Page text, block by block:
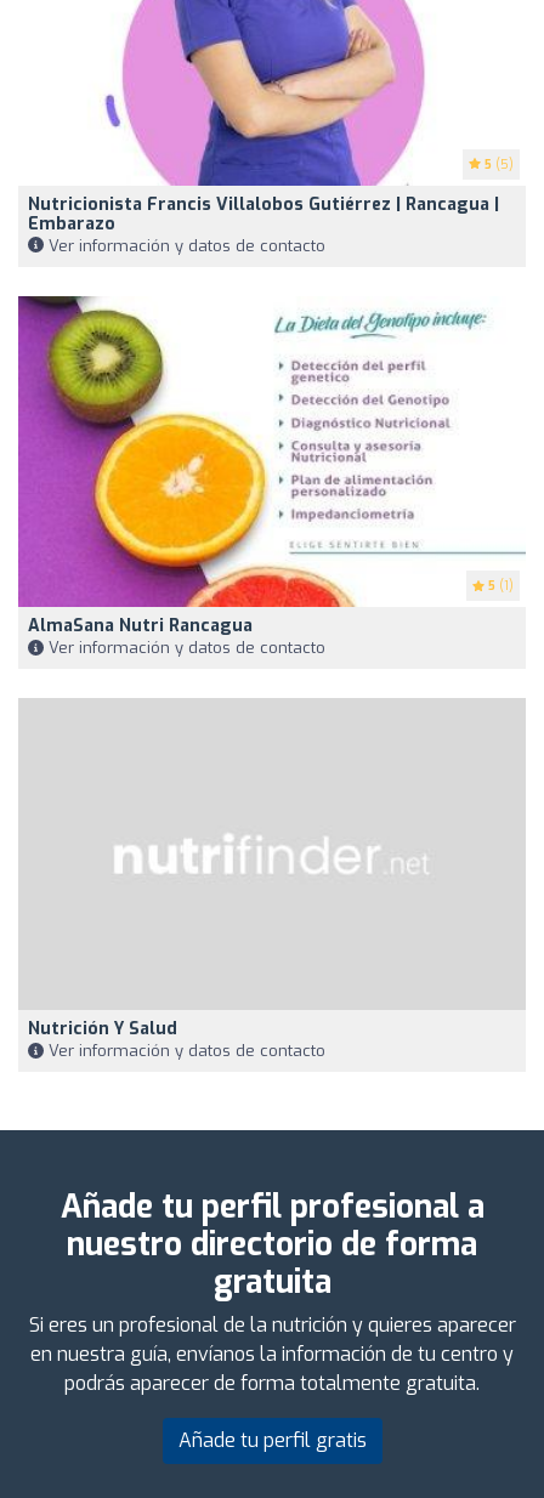
5 (5)
Nutricionista Francis Villalobos Gutiérrez | Rancagua |
Embarazo
Ver información y datos de contacto
5 (1)
AlmaSana Nutri Rancagua
Ver información y datos de contacto
Nutrición Y Salud
Ver información y datos de contacto
Añade tu perfil profesional a
nuestro directorio de forma
gratuita
Si eres un profesional de la nutrición y quieres aparecer
en nuestra guía, envíanos la información de tu centro y
podrás aparecer de forma totalmente gratuita.
Añade tu perfil gratis